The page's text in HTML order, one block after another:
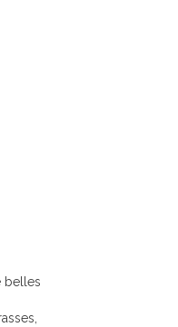
belles